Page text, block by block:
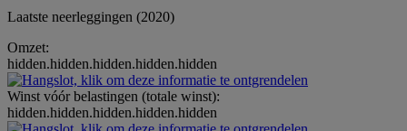
Laatste neerleggingen (2020)
Omzet:
hidden.hidden.hidden.hidden.hidden
Winst vóór belastingen (totale winst):
hidden.hidden.hidden.hidden.hidden